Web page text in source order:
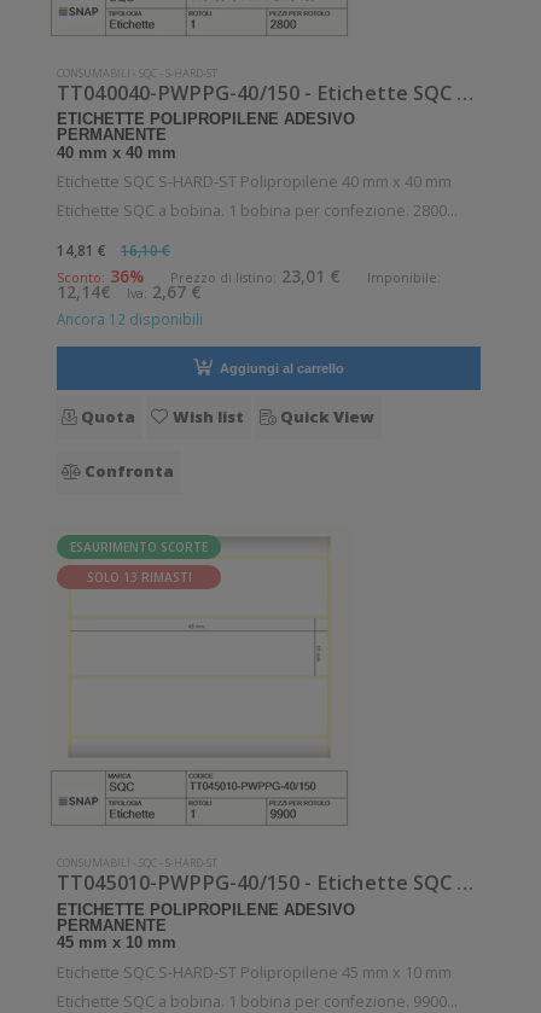
CONSUMABILI -SQC -S-HARD-ST
TT040040-PWPPG-40/150 - Etichette SQC S-HARD-ST Polipropilene
ETICHETTE POLIPROPILENE ADESIVO
PERMANENTE
40 mm x 40 mm
Etichette SQC S-HARD-ST Polipropilene 40 mm x 40 mm
Etichette SQC a bobina. 1 bobina per confezione. 2800
permanente. Diametro interno: 40 mm. Diametro esterno:
150 mm. Tipo: Supporto di
14,81 € 16,10 €
Sconto: 36% Prezzo di listino: 23,01 € Imponibile:
12,14€ Iva: 2,67 €
Ancora 12 disponibili
Aggiungi al carrello
Quota Wish list Quick View
Confronta
ESAURIMENTO SCORTE
SOLO 13 RIMASTI
CONSUMABILI -SQC -S-HARD-ST
TT045010-PWPPG-40/150 - Etichette SQC S-HARD-ST Polipropilene
ETICHETTE POLIPROPILENE ADESIVO
PERMANENTE
45 mm x 10 mm
Etichette SQC S-HARD-ST Polipropilene 45 mm x 10 mm
Etichette SQC a bobina. 1 bobina per confezione. 9900